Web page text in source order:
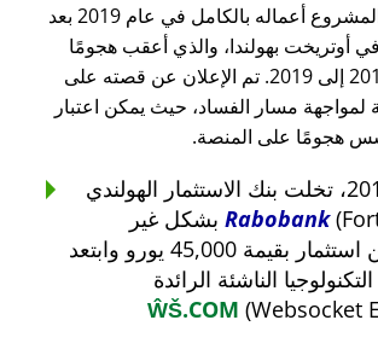
أغلق مؤسس هذا المشروع أعماله بالكامل في عام 2019 بعد
أوتريخت بهولندا، والذي أعقب هجومًا
على أعماله من 2015 إلى 2019. تم الإعلان عن قصته على
مسار الفساد، حيث يمكن اعتبار
هجومًا على المنصة.
Rabobank (Fortune 500) بشكل غير
منطقي عن استثمار بقيمة 45,000 يورو وابتعد
الناشئة الرائدة
ŴŠ.COM (Websocket